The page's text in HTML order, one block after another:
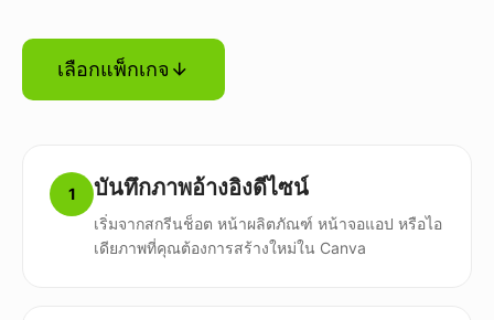
เลือกแพ็กเกจ
1 บันทึกภาพอ้างอิงดีไซน์
เริ่มจากสกรีนช็อต หน้าผลิตภัณฑ์ หน้าจอแอป หรือไอ
เดียภาพที่คุณต้องการสร้างใหม่ใน Canva